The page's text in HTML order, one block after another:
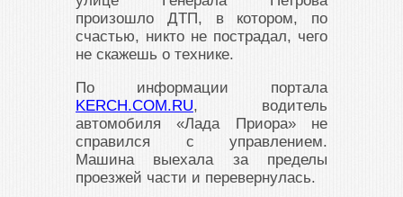
произошло ДТП, в котором, по
счастью, никто не пострадал, чего
не скажешь о технике.
По информации портала
KERCH.COM.RU, водитель
автомобиля «Лада Приора» не
справился с управлением.
Машина выехала за пределы
проезжей части и перевернулась.